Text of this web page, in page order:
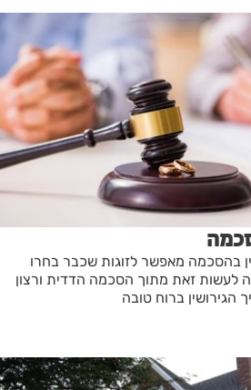
בהסכמה מאפשר לזוגות שכבר בחרו
זאת מתוך הסכמה הדדית ורצון
הגירושין ברוח טובה